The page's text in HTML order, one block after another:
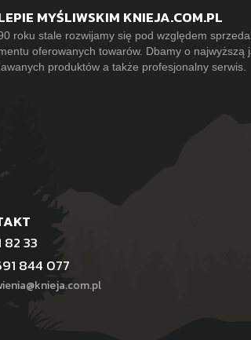
MYŚLIWSKIM KNIEJA.COM.PL
roku stale rozwijamy się pod względem
oferowanych towarów. Dbamy o najwyższą
produktów a także profesjonalny serwis.
82 33
844 077